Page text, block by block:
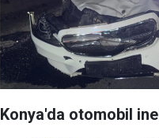
Konya'da otomobil